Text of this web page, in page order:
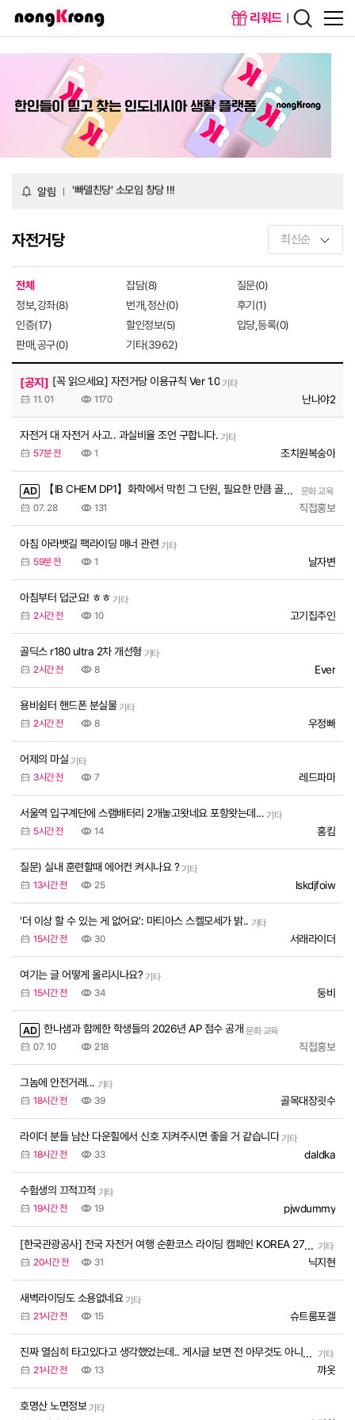
리워드
알림
'빠델친당' 소모임 창당 !!!
'시사당' 소모임 창당 !!!
'빠델친당' 소모임 창당 !!!
자전거당
전체 잡담(8)
질문(0)
정보,강좌(8)
번개,정산(0)
후기(1)
인증(17)
할인정보(5)
입당,등록(0)
판매,공구(0)
기타(3962)
[공지] [꼭 읽으세요] 자전거당 이용규칙 Ver 1.0 기타
난나야2
11. 01 1170
자전거 대 자전거 사고.. 과실비율 조언 구합니다. 기타
조치원복숭아
57분 전 1
AD 【IB CHEM DP1】화학에서 막힌 그 단원, 필요한 만큼 골라 들으세요! 문화 교육
직접홍보
07. 28 131
아침 아라뱃길 팩라이딩 매너 관련 기타
날자변
59분 전 1
아침부터 덥군요! ㅎㅎ 기타
고기집주인
2시간 전 10
골딕스 r180 ultra 2차 개선형 기타
Ever
2시간 전 8
용비쉼터 핸드폰 분실물 기타
우정빠
2시간 전 8
어제의 마실 기타
레드파마
3시간 전 7
서울역 입구계단에 스램배터리 2개놓고왓네요 포항왓는데... 기타
홍킴
5시간 전 14
질문) 실내 훈련할때 에어컨 켜시나요 ? 기타
lskdjfoiw
13시간 전 25
'더 이상 할 수 있는 게 없어요': 마티아스 스켈모세가 밝.. 기타
서래라이더
15시간 전 30
여기는 글 어떻게 올리시나요? 기타
둥비
15시간 전 34
AD 한나샘과 함께한 학생들의 2026년 AP 점수 공개 문화 교육
직접홍보
07. 10 218
그놈에 안전거래... 기타
골목대장굇수
18시간 전 39
라이더 분들 남산 다운힐에서 신호 지켜주시면 좋을 거 같습니다 기타
daldka
18시간 전 33
수험생의 끄적끄적 기타
pjwdummy
19시간 전 19
[한국관광공사] 전국 자전거 여행 순환코스 라이딩 캠페인 KOREA 2702K 참가자 모집 기타
닉지현
20시간 전 31
새벽라이딩도 소용없네요 기타
슈트룸포겔
21시간 전 15
진짜 열심히 타고있다고 생각했었는데.. 게시글 보면 전 아무것도 아니네요 기타
꺄옷
21시간 전 13
호명산 노면정보 기타
메인화면